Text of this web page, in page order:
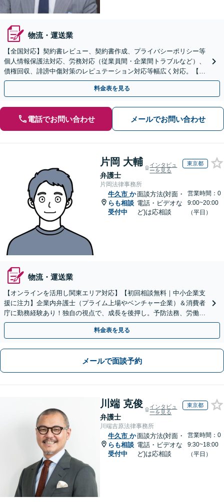
物流・運送業
【全国対応】契約書レビュー、契約書作成、プライバシーポリシー等
個人情報保護法対応、労務対応（従業員間・企業間トラブルなど）、
債権回収、誹謗中傷対策のレピュテーション対応等幅広く対応。【安
心・明確な料金体系】【オンライン相談可】
料金表を見る
電話でお問い合わせ メールでお問い合わせ
片岡 大輔
弁護士
インタビュ
ーを見る
東京都
片岡法律事務所
牛久市 か
らも相談
受付中
面談方法(対面・
電話・ビデオな
ど)は応相談
営業時間：0
9:00~20:00
（平日）
物流・運送業
【オンラインを活用し関東エリア対応】【初回相談無料｜中小企業支
援に注力】企業内弁護士（プライム上場やベンチャー企業）＆消費者
庁に勤務経験あり！独自の視点で、成長を後押し。予防法務、労働問
題、債権回収、コンプラ、会社設立・事業再編等幅広く対応
料金表を見る
メールで面談予約
川端 克俊
弁護士
インタビュ
ーを見る
東京都
川端吉原法律事務所
牛久市 か
らも相談
受付中
面談方法(対面・
電話・ビデオな
ど)は応相談
営業時間：0
9:30~18:00
（平日）